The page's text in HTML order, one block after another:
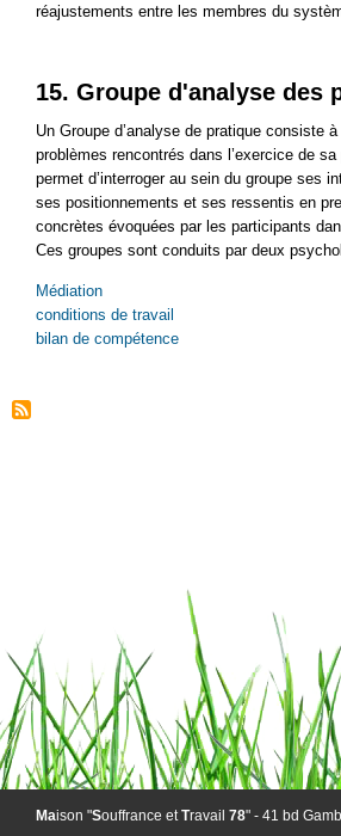
réajustements entre les membres du
15. Groupe d'analyse des
Un Groupe d’analyse de pratique consiste
problèmes rencontrés dans l’exercice de
permet d’interroger au sein du groupe ses
ses positionnements et ses ressentis en
concrètes évoquées par les participants
Ces groupes sont conduits par deux
Médiation
conditions de travail
bilan de compétence
Maison "Souffrance etTravail 78" - 41 bd